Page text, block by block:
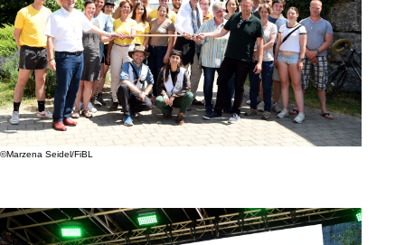
©Marzena Seidel/FiBL